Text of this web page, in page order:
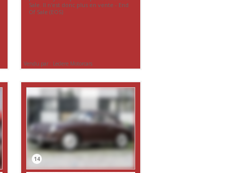
Sale. Il n'est donc plus en vente - End
Of Sale (EOS)
Vendu par : Leclere Motorcars
14